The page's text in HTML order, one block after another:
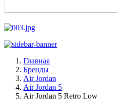
Главная
Бренды
Air Jordan
Air Jordan 5
Air Jordan 5 Retro Low